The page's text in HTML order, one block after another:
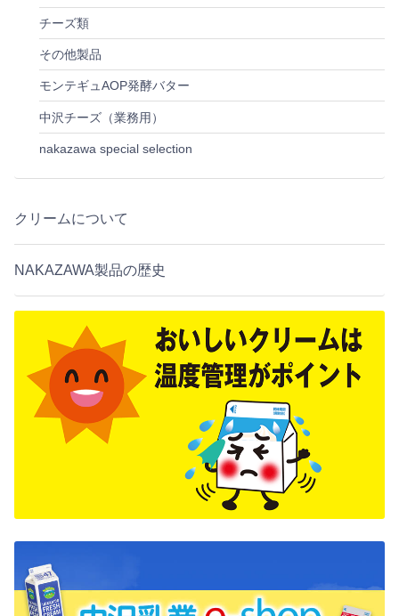
チーズ類
その他製品
モンテギュAOP発酵バター
中沢チーズ（業務用）
nakazawa special selection
クリームについて
NAKAZAWA製品の歴史